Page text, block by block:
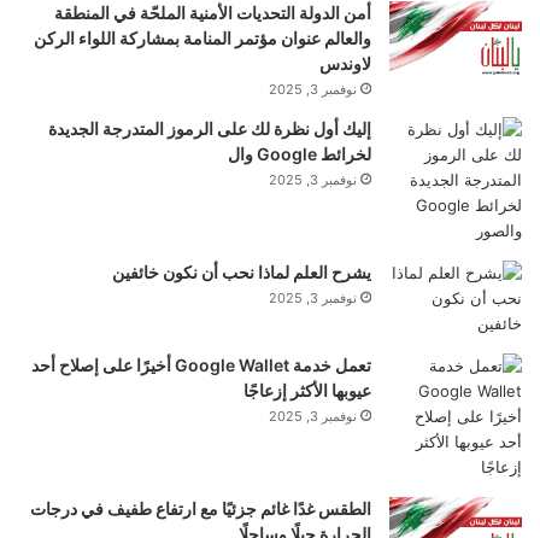
أمن الدولة التحديات الأمنية الملحّة في المنطقة
والعالم عنوان مؤتمر المنامة بمشاركة اللواء الركن
لاوندس
نوفمبر 3, 2025
إليك أول نظرة لك على الرموز المتدرجة الجديدة
لخرائط Google وال
نوفمبر 3, 2025
يشرح العلم لماذا نحب أن نكون خائفين
نوفمبر 3, 2025
تعمل خدمة Google Wallet أخيرًا على إصلاح أحد
عيوبها الأكثر إزعاجًا
نوفمبر 3, 2025
الطقس غدًا غائم جزئيًا مع ارتفاع طفيف في درجات
الحرارة جبلًا وساحلًا